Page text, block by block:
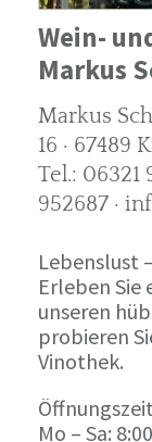
Wein-
Markus
Markus
16 · 67489
Tel.: 06321
952687 ·
Lebenslust
Erleben Sie
unseren
probieren
Vinothek.
Mo – Sa: